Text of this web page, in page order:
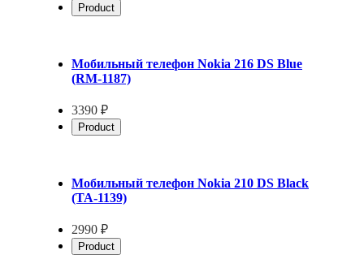
Product
Мобильный телефон Nokia 216 DS Blue
(RM-1187)
3390 ₽
Product
Мобильный телефон Nokia 210 DS Black
(TA-1139)
2990 ₽
Product